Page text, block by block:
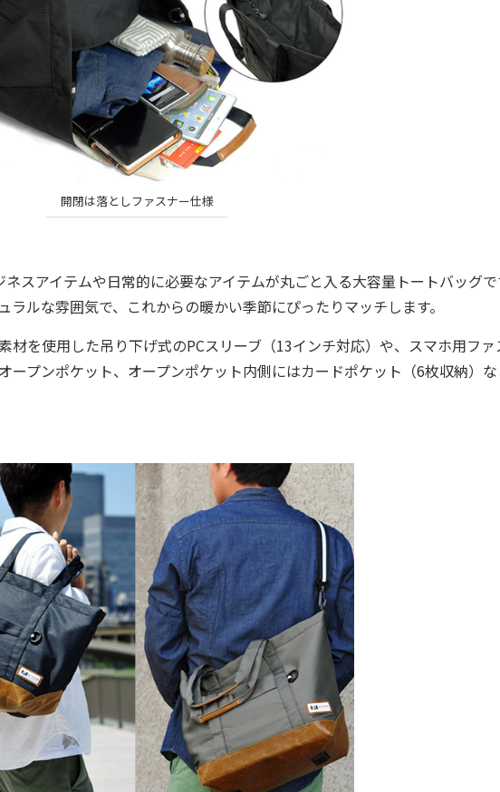
開閉は落としファスナー仕様
スアイテムや日常的に必要なアイテムが丸ごと入る大容量トートバッグで
ラルな雰囲気で、これからの暖かい季節にぴったりマッチします。
を使用した吊り下げ式のPCスリーブ（13インチ対応）や、スマホ用ファ
ープンポケット、オープンポケット内側にはカードポケット（6枚収納）